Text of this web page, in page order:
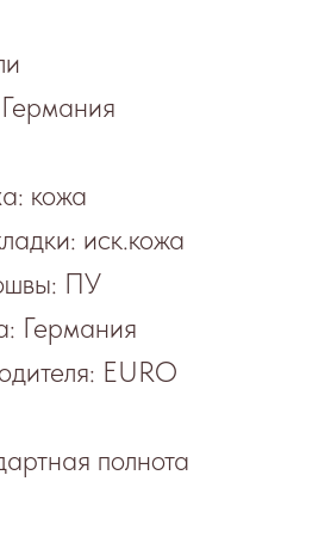
кожа
иск.кожа
ПУ
Германия
EURO
полнота